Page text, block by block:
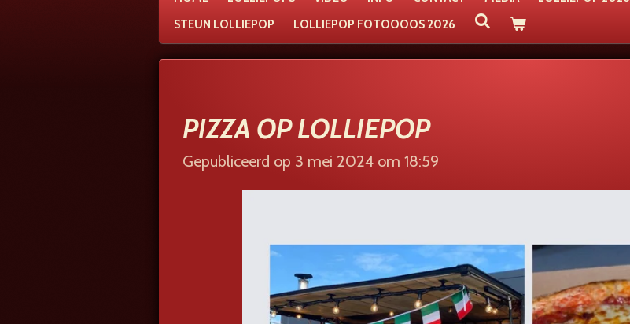
STEUN LOLLIEPOP
LOLLIEPOP FOTOOOOS 2026
PIZZA OP LOLLIEPOP
Gepubliceerd op 3 mei 2024 om 18:59